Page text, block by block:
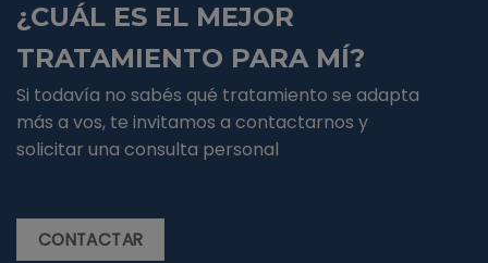
¿CUÁL ES EL MEJOR
TRATAMIENTO PARA MÍ?
Si todavía no sabés qué tratamiento se adapta
más a vos, te invitamos a contactarnos y
solicitar una consulta personal
CONTACTAR